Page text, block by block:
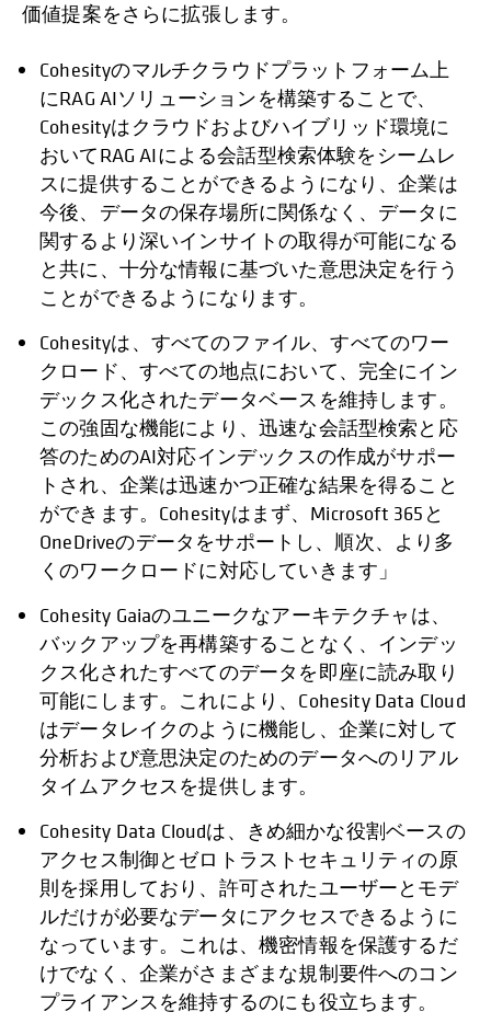
価値提案をさらに拡張します。
Cohesityのマルチクラウドプラットフォーム上
にRAG AIソリューションを構築することで、
Cohesityはクラウドおよびハイブリッド環境に
おいてRAG AIによる会話型検索体験をシームレ
スに提供することができるようになり、企業は
今後、データの保存場所に関係なく、データに
関するより深いインサイトの取得が可能になる
と共に、十分な情報に基づいた意思決定を行う
ことができるようになります。
Cohesityは、すべてのファイル、すべてのワー
クロード、すべての地点において、完全にイン
デックス化されたデータベースを維持します。
この強固な機能により、迅速な会話型検索と応
答のためのAI対応インデックスの作成がサポー
トされ、企業は迅速かつ正確な結果を得ること
ができます。Cohesityはまず、Microsoft 365と
OneDriveのデータをサポートし、順次、より多
くのワークロードに対応していきます」
Cohesity Gaiaのユニークなアーキテクチャは、
バックアップを再構築することなく、インデッ
クス化されたすべてのデータを即座に読み取り
可能にします。これにより、Cohesity Data Cloud
はデータレイクのように機能し、企業に対して
分析および意思決定のためのデータへのリアル
タイムアクセスを提供します。
Cohesity Data Cloudは、きめ細かな役割ベースの
アクセス制御とゼロトラストセキュリティの原
則を採用しており、許可されたユーザーとモデ
ルだけが必要なデータにアクセスできるように
なっています。これは、機密情報を保護するだ
けでなく、企業がさまざまな規制要件へのコン
プライアンスを維持するのにも役立ちます。